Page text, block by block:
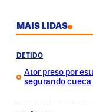
MAIS LIDAS
DETIDO
Ator preso por
segurando